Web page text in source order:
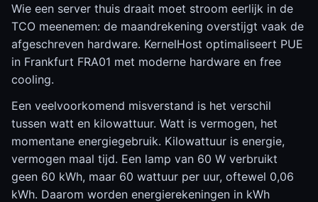
Wie een server thuis draait moet stroom eerlijk in de
TCO meenemen: de maandrekening overstijgt vaak de
afgeschreven hardware. KernelHost optimaliseert PUE
in Frankfurt FRA01 met moderne hardware en free
cooling.
Een veelvoorkomend misverstand is het verschil
tussen watt en kilowattuur. Watt is vermogen, het
momentane energiegebruik. Kilowattuur is energie,
vermogen maal tijd. Een lamp van 60 W verbruikt
geen 60 kWh, maar 60 wattuur per uur, oftewel 0,06
kWh. Daarom worden energierekeningen in kWh